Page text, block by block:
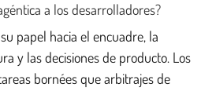
a los desarrolladores?
papel hacia el encuadre, la
y las decisiones de producto. Los
bornées que arbitrajes de